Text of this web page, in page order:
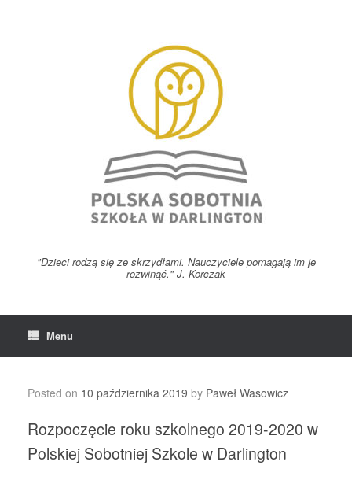
"Dzieci rodzą się ze skrzydłami. Nauczyciele pomagają im je
rozwinąć." J. Korczak
Menu
Posted on 10 października 2019 by Paweł Wasowicz
Rozpoczęcie roku szkolnego 2019-2020 w
Polskiej Sobotniej Szkole w Darlington